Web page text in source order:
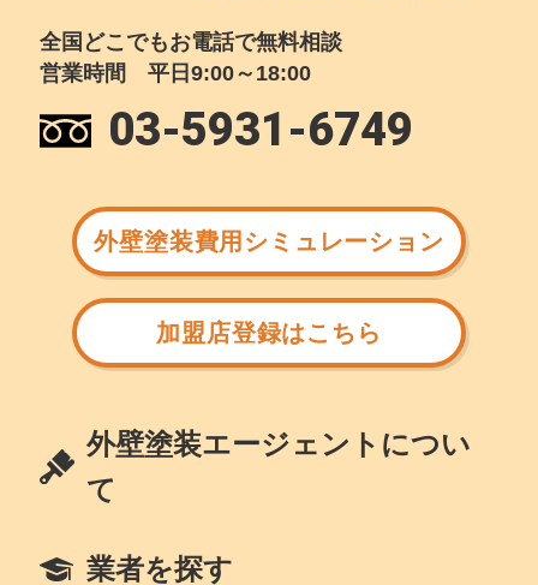
全国どこでもお電話で無料相談
営業時間 平日9:00～18:00
03-5931-6749
外壁塗装費用シミュレーション
加盟店登録はこちら
外壁塗装エージェントについ
て
業者を探す